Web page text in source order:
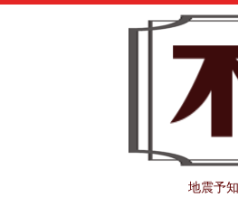
地震予